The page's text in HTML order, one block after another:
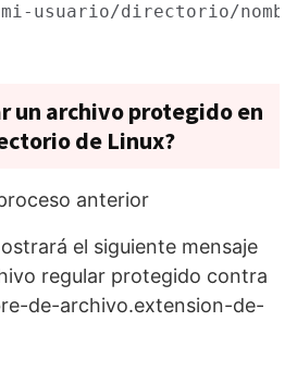
usuario/directorio/
un archivo protegido en
de Linux?
anterior
el siguiente mensaje
regular protegido contra
de-archivo.extension-de-